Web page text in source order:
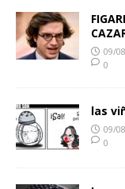
09/
0
las
09/
0